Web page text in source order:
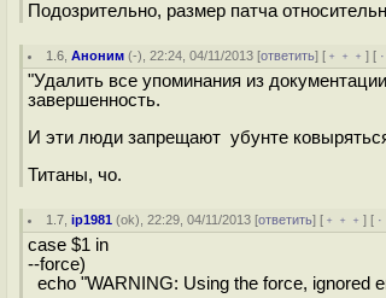
Подозрительно, размер патча
1.6 ,Аноним (-), 22:24, 04/11/2013 [ответить] [ ﹢﹢﹢] [
"Удалить все упоминания из
завершенность.
И эти люди запрещают убунте
Титаны, чо.
1.7 ,ip1981 (ok), 22:29, 04/11/2013 [ответить] [ ﹢﹢﹢] [
case $1 in
--force)
echo "WARNING: Using the force, ignored